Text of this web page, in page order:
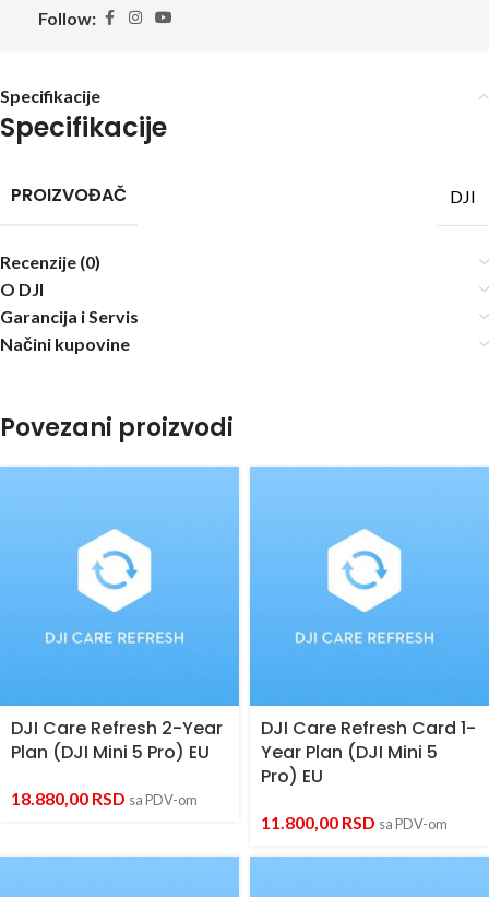
Follow:
Specifikacije
Specifikacije
PROIZVOĐAČ DJI
Recenzije (0)
O DJI
Garancija i Servis
Načini kupovine
Povezani proizvodi
DJI Care Refresh 2-Year
Plan (DJI Mini 5 Pro) EU
18.880,00 RSD sa PDV-om
DJI Care Refresh Card 1-
Year Plan (DJI Mini 5
Pro) EU
11.800,00 RSD sa PDV-om